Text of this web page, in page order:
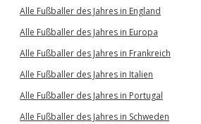
Alle Fußballer des Jahres in England
Alle Fußballer des Jahres in Europa
Alle Fußballer des Jahres in Frankreich
Alle Fußballer des Jahres in Italien
Alle Fußballer des Jahres in Portugal
Alle Fußballer des Jahres in Schweden